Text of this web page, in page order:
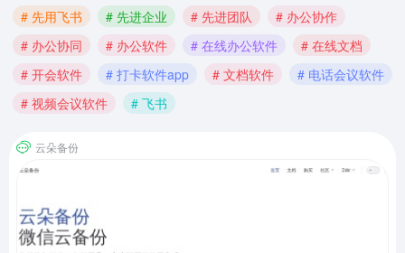
# 先用飞书
# 先进企业 # 先进团队
# 办公协作
# 办公协同
# 办公软件 # 在线办公软件
# 在线文档
# 开会软件
# 打卡软件app # 文档软件
# 电话会议软件
# 视频会议软件
# 飞书
云朵备份